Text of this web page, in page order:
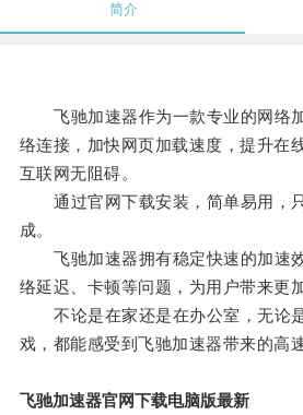
简介
飞驰加速器作为一款专业的网络
络连接，加快网页加载速度，提升在
互联网无阻碍。
通过官网下载安装，简单易用，
成。
飞驰加速器拥有稳定快速的加速
络延迟、卡顿等问题，为用户带来更
不论是在家还是在办公室，无论
戏，都能感受到飞驰加速器带来的高
飞驰加速器官网下载电脑版最新